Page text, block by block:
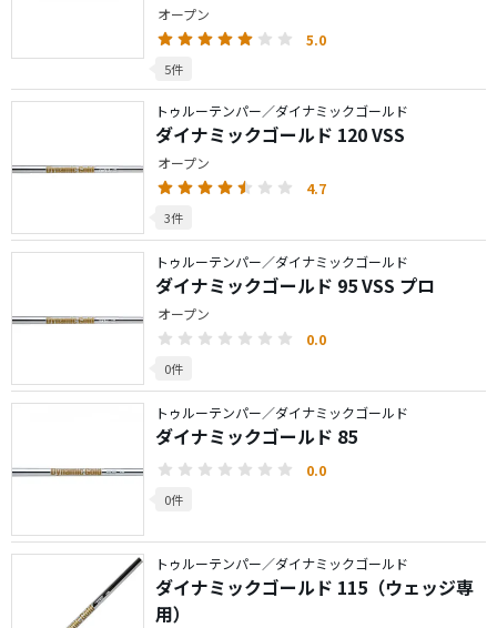
オープン
5.0
5件
トゥルーテンパー／ダイナミックゴールド
ダイナミックゴールド 120 VSS
オープン
4.7
3件
トゥルーテンパー／ダイナミックゴールド
ダイナミックゴールド 95 VSS プロ
オープン
0.0
0件
トゥルーテンパー／ダイナミックゴールド
ダイナミックゴールド 85
0.0
0件
トゥルーテンパー／ダイナミックゴールド
ダイナミックゴールド 115（ウェッジ専
用）